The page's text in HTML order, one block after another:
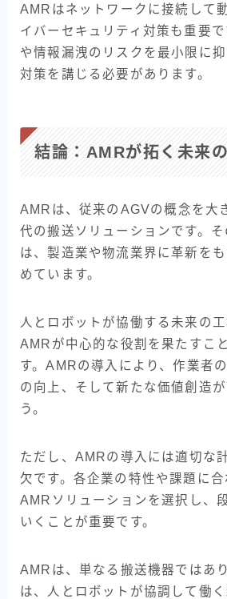
AMRはネットワークに接続して
イバーセキュリティ対策も重要で
や情報漏洩のリスクを最小限に
対策を講じる必要があります。
結論：AMRが拓く未来
AMRは、従来のAGVの概念を大
代の搬送ソリューションです。
は、製造業や物流業界に革新を
めています。
人とロボットが協働する未来の工
AMRが中心的な役割を果たすこ
す。AMRの導入により、作業者
の向上、そして新たな価値創造
う。
ただし、AMRの導入には適切な
欠です。各企業の特性や課題に
AMRソリューションを選択し、
いくことが重要です。
AMRは、単なる搬送機器ではあ
は、人とロボットが協調して働